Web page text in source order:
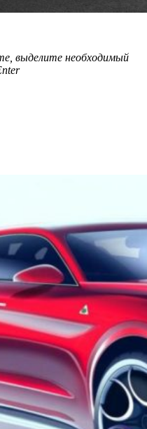
выделите необходимый